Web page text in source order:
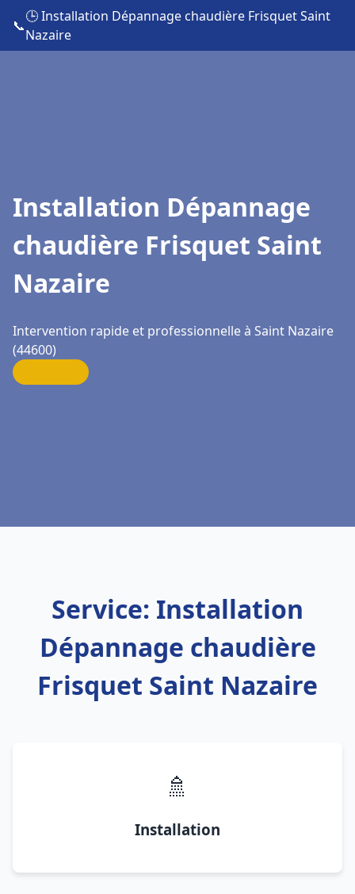
📞
🕒 Installation Dépannage chaudière Frisquet Saint
Nazaire
Installation Dépannage
chaudière Frisquet Saint
Nazaire
Intervention rapide et professionnelle à Saint Nazaire
(44600)
Service: Installation
Dépannage chaudière
Frisquet Saint Nazaire
🚿
Installation